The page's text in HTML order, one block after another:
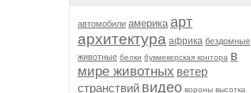
автомобили америка арт
архитектура африка бездомные
животные белки букмекерская контора в
мире животных ветер
странствий видео вороны высотка